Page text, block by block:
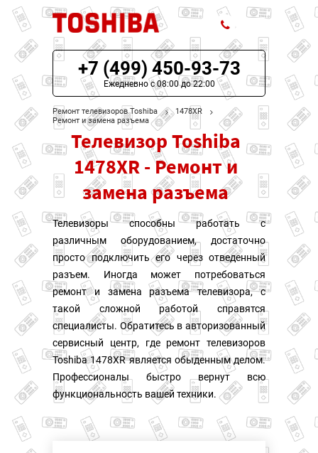
ЦЕНЫ НА РЕМОНТ
О СЕРВИСЕ
МОДЕЛИ TOSHIBA
НАШИ КОНТАКТЫ
+7 (499) 450-93-73
Ежедневно с 08:00 до 22:00
Ремонт телевизоров Toshiba
1478XR
Ремонт и замена разъема
Телевизор Toshiba
1478XR - Ремонт и
замена разъема
Телевизоры способны работать с
различным оборудованием, достаточно
просто подключить его через отведенный
разъем. Иногда может потребоваться
ремонт и замена разъема телевизора, с
такой сложной работой справятся
специалисты. Обратитесь в авторизованный
сервисный центр, где ремонт телевизоров
Toshiba 1478XR является обыденным делом.
Профессионалы быстро вернут всю
функциональность вашей техники.